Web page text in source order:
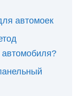
автомоек
автомобиля?